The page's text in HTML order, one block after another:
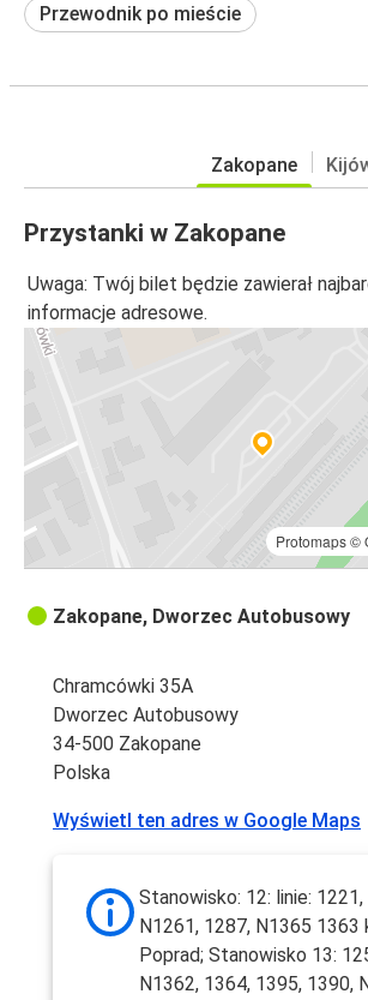
Przewodnik po mieście
Zakopane
Przystanki w Zakopane
Uwaga: Twój bilet będzie zawierał
informacje adresowe.
Protomaps©
Zakopane, Dworzec Autobusowy
Chramcówki 35A
Dworzec Autobusowy
34-500 Zakopane
Polska
Wyświetl ten adres w Google Maps
Stanowisko: 12: linie:
N1261, 1287, N1365 1363
Poprad; Stanowisko 13:
N1362, 1364, 1395, 1390,